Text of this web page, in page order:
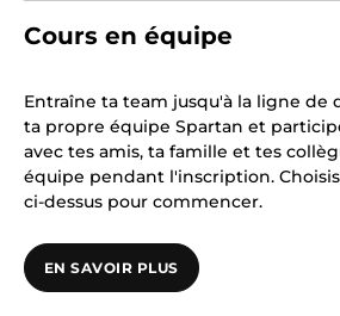
Cours en équipe
Entraîne ta team jusqu'à la ligne de
ta propre équipe Spartan et
avec tes amis, ta famille et tes
équipe pendant l'inscription.
ci-dessus pour commencer.
EN SAVOIR PLUS